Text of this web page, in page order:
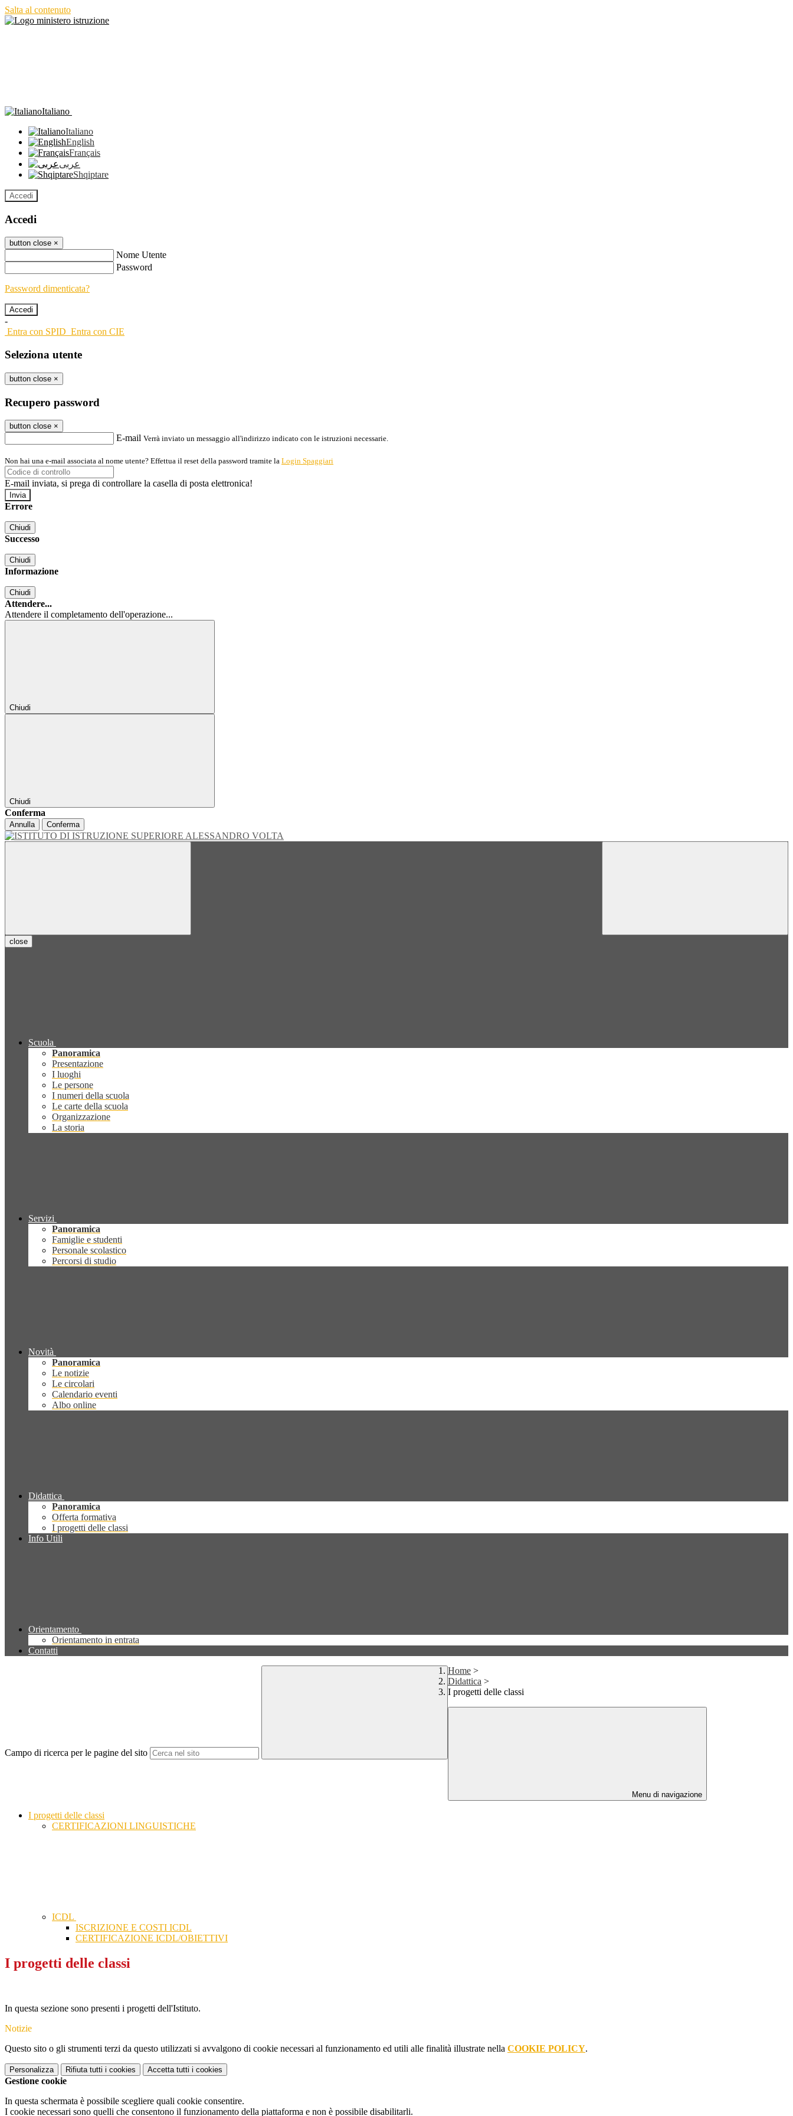
Salta al contenuto
Italiano
Italiano
English
Français
عربى
Shqiptare
Accedi
Accedi
button close ×
Nome Utente
Password
Password dimenticata?
-
Entra con SPID Entra con CIE
Seleziona utente
button close ×
Recupero password
button close ×
E-mail Verrà inviato un messaggio all'indirizzo indicato con le istruzioni necessarie.
Non hai una e-mail associata al nome utente? Effettua il reset della password tramite la Login Spaggiari
E-mail inviata, si prega di controllare la casella di posta elettronica!
Errore
Chiudi
Successo
Chiudi
Informazione
Chiudi
Attendere...
Attendere il completamento dell'operazione...
Chiudi
Chiudi
Conferma
Annulla Conferma
close
Scuola
Panoramica
Presentazione
I luoghi
Le persone
I numeri della scuola
Le carte della scuola
Organizzazione
La storia
Servizi
Panoramica
Famiglie e studenti
Personale scolastico
Percorsi di studio
Novità
Panoramica
Le notizie
Le circolari
Calendario eventi
Albo online
Didattica
Panoramica
Offerta formativa
I progetti delle classi
Info Utili
Orientamento
Orientamento in entrata
Contatti
Campo di ricerca per le pagine del sito
Home >
Didattica >
I progetti delle classi
Menu di navigazione
I progetti delle classi
CERTIFICAZIONI LINGUISTICHE
ICDL
ISCRIZIONE E COSTI ICDL
CERTIFICAZIONE ICDL/OBIETTIVI
I progetti delle classi
In questa sezione sono presenti i progetti dell'Istituto.
Notizie
Questo sito o gli strumenti terzi da questo utilizzati si avvalgono di cookie necessari al funzionamento ed utili alle finalità illustrate nella COOKIE POLICY.
Personalizza Rifiuta tutti i cookies Accetta tutti i cookies
Gestione cookie
In questa schermata è possibile scegliere quali cookie consentire.
I cookie necessari sono quelli che consentono il funzionamento della piattaforma e non è possibile disabilitarli.